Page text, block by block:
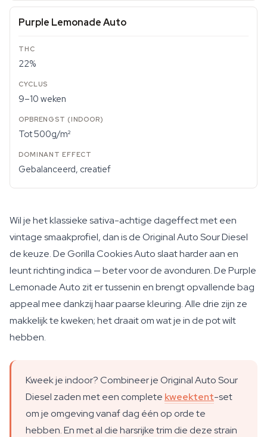
Purple Lemonade Auto
22%
9–10 weken
Tot 500g/m²
Gebalanceerd, creatief
Wil je het klassieke sativa-achtige dageffect met een
vintage smaakprofiel, dan is de Original Auto Sour Diesel
de keuze. De Gorilla Cookies Auto slaat harder aan en
leunt richting indica — beter voor de avonduren. De Purple
Lemonade Auto zit er tussenin en brengt opvallende bag
appeal mee dankzij haar paarse kleuring. Alle drie zijn ze
makkelijk te kweken; het draait om wat je in de pot wilt
hebben.
Kweek je indoor? Combineer je Original Auto Sour
Diesel zaden met een complete kweektent-set
om je omgeving vanaf dag één op orde te
hebben. En met al die harsrijke trim die deze strain